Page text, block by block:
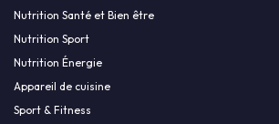
Nutrition Santé et Bien être
Nutrition Sport
Nutrition Énergie
Appareil de cuisine
Sport & Fitness